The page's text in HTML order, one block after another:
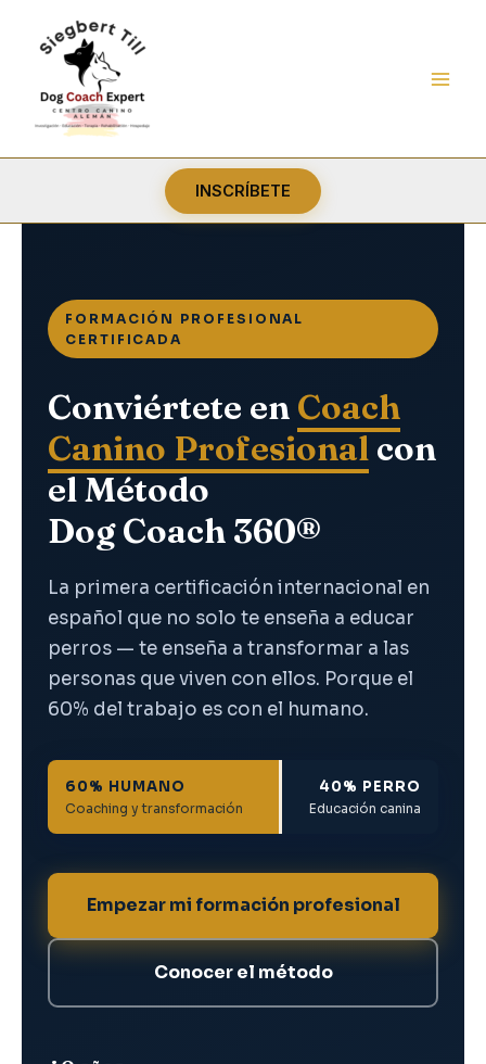
contenido
INSCRÍBETE
FORMACIÓN PROFESIONAL
CERTIFICADA
Conviértete en Coach
Canino Profesional con
el Método
Dog Coach 360®
La primera certificación internacional en
español que no solo te enseña a educar
perros — te enseña a transformar a las
personas que viven con ellos. Porque el
60% del trabajo es con el humano.
60% HUMANO
Coaching y transformación
40% PERRO
Educación canina
Empezar mi formación profesional
Conocer el método